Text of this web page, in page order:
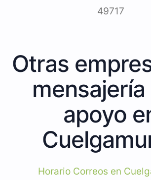
49717
Otras
apoyo
Horario Correos en